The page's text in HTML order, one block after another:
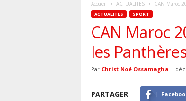
Accueil ACTUALITES CAN Maroc
ACTUALITES SPORT
CAN Maroc
les Panthères
Par Christ Noé Ossamagha -
PARTAGER